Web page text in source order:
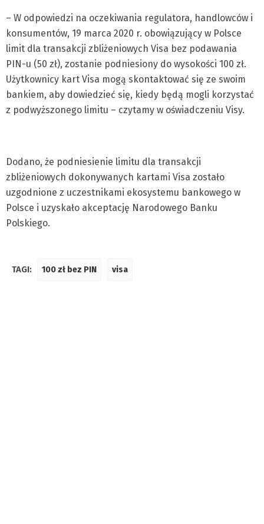
– W odpowiedzi na oczekiwania regulatora, handlowców i
konsumentów, 19 marca 2020 r. obowiązujący w Polsce
limit dla transakcji zbliżeniowych Visa bez podawania
PIN-u (50 zł), zostanie podniesiony do wysokości 100 zł.
Użytkownicy kart Visa mogą skontaktować się ze swoim
bankiem, aby dowiedzieć się, kiedy będą mogli korzystać
z podwyższonego limitu – czytamy w oświadczeniu Visy.
Dodano, że podniesienie limitu dla transakcji
zbliżeniowych dokonywanych kartami Visa zostało
uzgodnione z uczestnikami ekosystemu bankowego w
Polsce i uzyskało akceptację Narodowego Banku
Polskiego.
TAGI: 100 zł bez PIN visa